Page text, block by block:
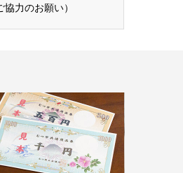
力のお願い）